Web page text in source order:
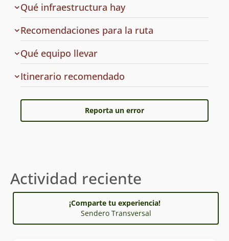
Qué infraestructura hayen
la
ruta
Recomendaciones para la ruta
Qué equipo llevara
la
ruta
Cuál
es
Itinerario recomendado
Reporta un error
Actividad reciente
¡Comparte tu experiencia!
Sendero Transversal